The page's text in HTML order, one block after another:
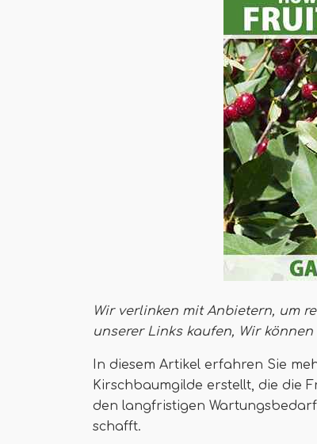
Wir verlinken mit Anbietern, um
unserer Links kaufen, Wir
In diesem Artikel erfahren Sie
Kirschbaumgilde erstellt, die die
den langfristigen
schafft.